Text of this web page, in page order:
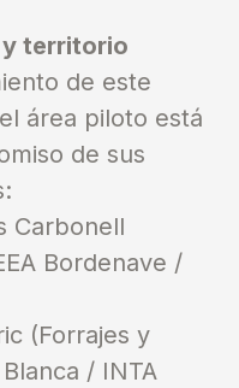
territorio
de este
área piloto está
de sus
Carbonell
Bordenave /
(Forrajes y
/ INTA